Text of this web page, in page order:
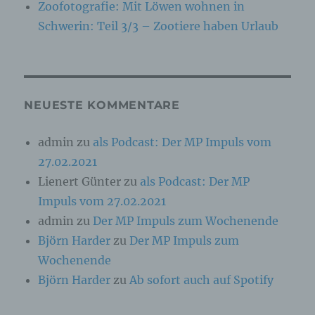
Zoofotografie: Mit Löwen wohnen in
Schwerin: Teil 3/3 – Zootiere haben Urlaub
NEUESTE KOMMENTARE
admin zu als Podcast: Der MP Impuls vom
27.02.2021
Lienert Günter zu als Podcast: Der MP
Impuls vom 27.02.2021
admin zu Der MP Impuls zum Wochenende
Björn Harder zu Der MP Impuls zum
Wochenende
Björn Harder zuAb sofort auch auf Spotify
Kennnummer, zu Standortdaten, zu einer
Online-Kennung oder zu einem oder mehreren
sozialen Identität dieser natürlichen Person
Betroffene Person ist jede identifizierte oder
identifizierbare natürliche Person, deren
Verarbeitung Verantwortlichen verarbeitet
werden.
c) Verarbeitung